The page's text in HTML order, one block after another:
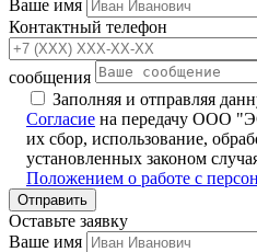
Ваше имя
Контактный телефон
сообщения
Заполняя и отправляя
Согласие на передачу ООО
их сбор, использование,
установленных законом
Положением о работе с
Оставьте заявку
Ваше имя